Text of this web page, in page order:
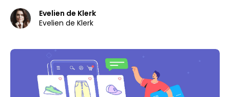
Evelien de Klerk
Evelien de Klerk